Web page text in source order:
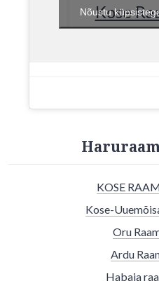
Kose
Nõustu
KOSE
Kose-
Oru
Ardu
Habaja